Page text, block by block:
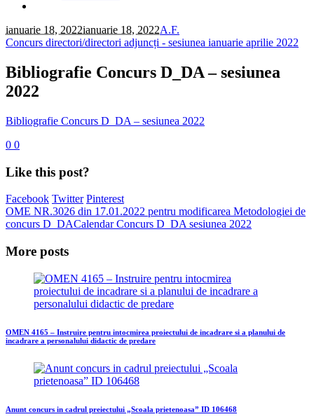
ianuarie 18, 2022ianuarie 18, 2022A.F.
Concurs directori/directori adjuncți - sesiunea ianuarie aprilie 2022
Bibliografie Concurs D_DA – sesiunea
2022
Bibliografie Concurs D_DA – sesiunea 2022
0 0
Like this post?
Facebook Twitter Pinterest
OME NR.3026 din 17.01.2022 pentru modificarea Metodologiei de
concurs D_DACalendar Concurs D_DA sesiunea 2022
More posts
OMEN 4165 – Instruire pentru intocmirea proiectului de incadrare si a planului de
incadrare a personalului didactic de predare
Anunt concurs in cadrul preiectului „Scoala prietenoasa” ID 106468